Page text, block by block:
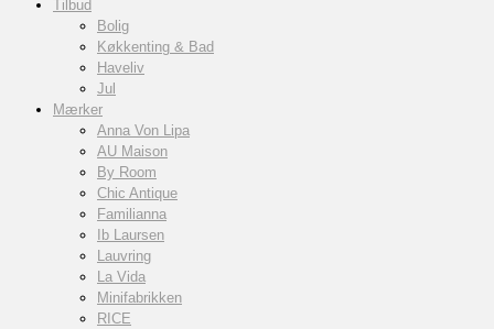
Tilbud
Bolig
Køkkenting & Bad
Haveliv
Jul
Mærker
Anna Von Lipa
AU Maison
By Room
Chic Antique
Familianna
Ib Laursen
Lauvring
La Vida
Minifabrikken
RICE